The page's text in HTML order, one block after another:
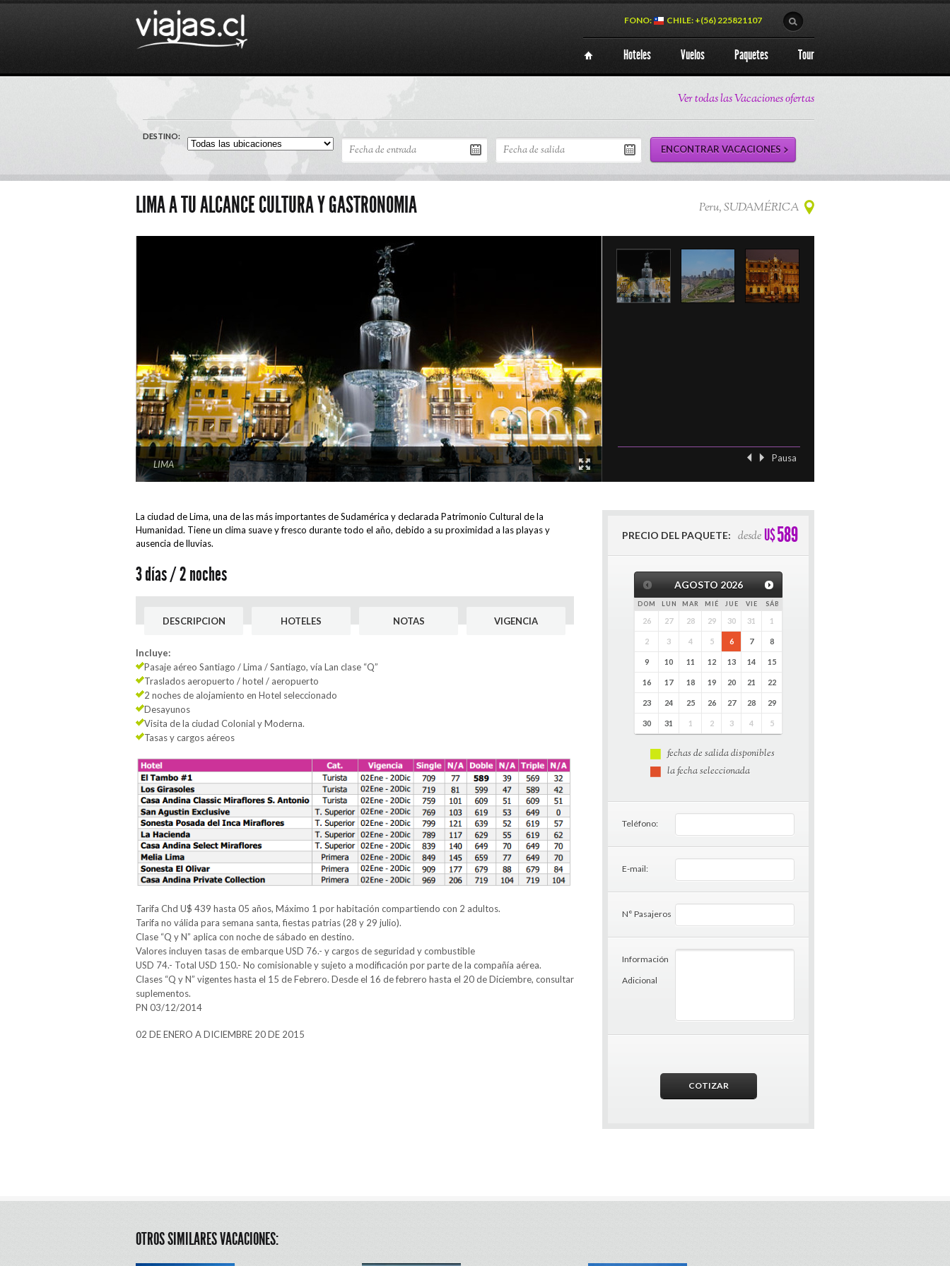
FONO: CHILE: +(56) 225821107
Hoteles Vuelos Paquetes Tour
Ver todas las Vacaciones ofertas
DESTINO:
LIMA A TU ALCANCE CULTURA Y GASTRONOMIA Peru, SUDAMÉRICA
View Large
LIMA View Large
Miraflores-Lima
Pausa
La ciudad de Lima, una de las más importantes de Sudamérica y declarada Patrimonio Cultural de la
Humanidad. Tiene un clima suave y fresco durante todo el año, debido a su proximidad a las playas y
ausencia de lluvias.
3 días / 2 noches
DESCRIPCION HOTELES NOTAS VIGENCIA
Incluye:
Pasaje aéreo Santiago / Lima / Santiago, vía Lan clase “Q”
Traslados aeropuerto / hotel / aeropuerto
2 noches de alojamiento en Hotel seleccionado
Desayunos
Visita de la ciudad Colonial y Moderna.
Tasas y cargos aéreos
Tarifa Chd U$ 439 hasta 05 años, Máximo 1 por habitación compartiendo con 2 adultos.
Tarifa no válida para semana santa, fiestas patrias (28 y 29 julio).
Clase “Q y N” aplica con noche de sábado en destino.
Valores incluyen tasas de embarque USD 76.- y cargos de seguridad y combustible
USD 74.- Total USD 150.- No comisionable y sujeto a modificación por parte de la compañía aérea.
Clases “Q y N” vigentes hasta el 15 de Febrero. Desde el 16 de febrero hasta el 20 de Diciembre, consultar
suplementos.
PN 03/12/2014
02 DE ENERO A DICIEMBRE 20 DE 2015
PRECIO DEL PAQUETE: desde U$589
AGOSTO 2026
DOM LUN MAR MIÉ JUE VIE SÁB
26 27 28 29 30 31 1
2 3 4 5 6 7 8
9 10 11 12 13 14 15
16 17 18 19 20 21 22
23 24 25 26 27 28 29
30 31 1 2 3 4 5
fechas de salida disponibles
la fecha seleccionada
Teléfono:
E-mail:
N° Pasajeros
Información
Adicional
OTROS SIMILARES VACACIONES: